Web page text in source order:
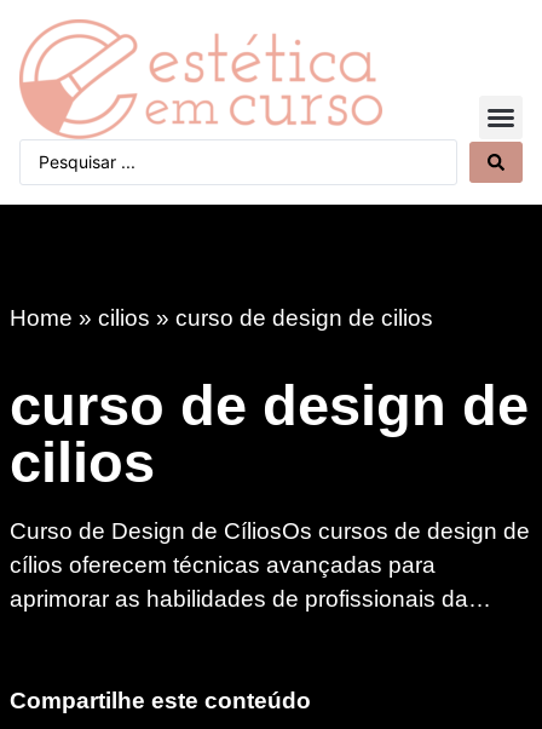
Home » cilios » curso de design de cilios
curso de design de
cilios
Curso de Design de CíliosOs cursos de design de
cílios oferecem técnicas avançadas para
aprimorar as habilidades de profissionais da…
Compartilhe este conteúdo